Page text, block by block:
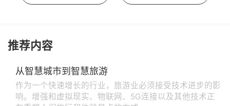
推荐内容
从智慧城市到智慧旅游
作为一个快速增长的行业，旅游业必须接受技术进步的影
响。增强和虚拟现实、物联网、5G连接以及其他技术正